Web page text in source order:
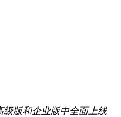
版和企业版中全面上线